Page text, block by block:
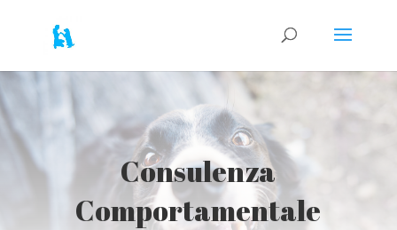
Consulenza
Comportamentale